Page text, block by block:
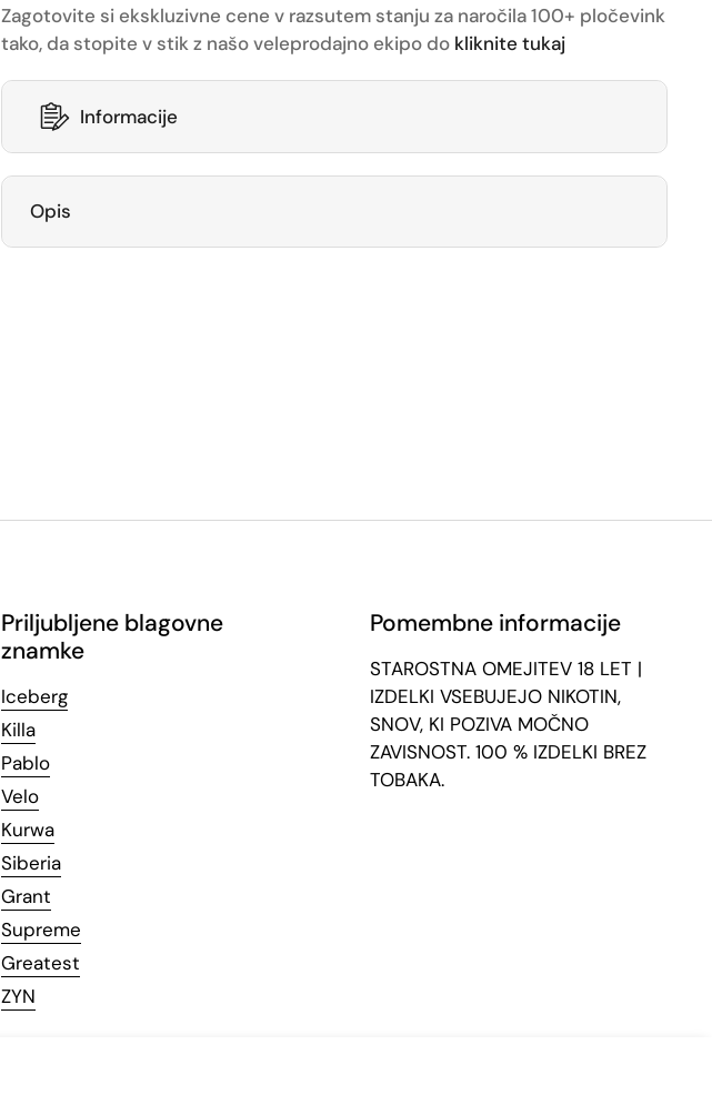
Zagotovite si ekskluzivne cene v razsutem stanju za naročila 100+ pločevink
tako, da stopite v stik z našo veleprodajno ekipo do kliknite tukaj
Informacije
Opis
Priljubljene blagovne
znamke
Iceberg
Killa
Pablo
Velo
Kurwa
Siberia
Grant
Supreme
Greatest
ZYN
Pomembne informacije
STAROSTNA OMEJITEV 18 LET |
IZDELKI VSEBUJEJO NIKOTIN,
SNOV, KI POZIVA MOČNO
ZAVISNOST. 100 % IZDELKI BREZ
TOBAKA.